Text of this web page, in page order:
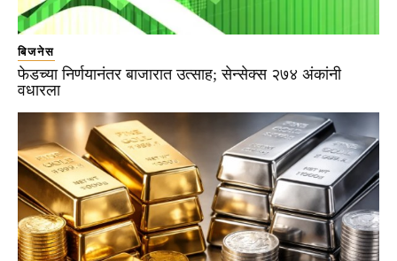
बिजनेस
फेडच्या निर्णयानंतर बाजारात उत्साह; सेन्सेक्स २७४ अंकांनी
वधारला